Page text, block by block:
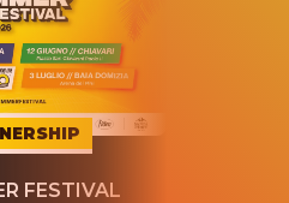
FESTIVAL